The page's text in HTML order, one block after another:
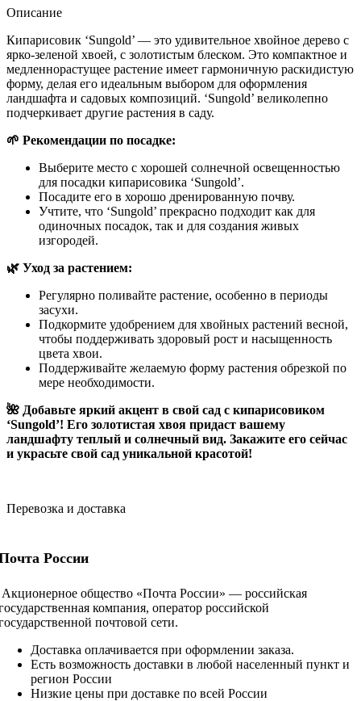
Описание
Кипарисовик ‘Sungold’ — это удивительное хвойное дерево с
ярко-зеленой хвоей, с золотистым блеском. Это компактное и
медленнорастущее растение имеет гармоничную раскидистую
форму, делая его идеальным выбором для оформления
ландшафта и садовых композиций. ‘Sungold’ великолепно
подчеркивает другие растения в саду.
🌱 Рекомендации по посадке:
Выберите место с хорошей солнечной освещенностью
для посадки кипарисовика ‘Sungold’.
Посадите его в хорошо дренированную почву.
Учтите, что ‘Sungold’ прекрасно подходит как для
одиночных посадок, так и для создания живых
изгородей.
🌿 Уход за растением:
Регулярно поливайте растение, особенно в периоды
засухи.
Подкормите удобрением для хвойных растений весной,
чтобы поддерживать здоровый рост и насыщенность
цвета хвои.
Поддерживайте желаемую форму растения обрезкой по
мере необходимости.
🌺 Добавьте яркий акцент в свой сад с кипарисовиком
‘Sungold’! Его золотистая хвоя придаст вашему
ландшафту теплый и солнечный вид. Закажите его сейчас
и украсьте свой сад уникальной красотой!
Перевозка и доставка
России
общество «Почта России» — российская
компания, оператор российской
почтовой сети.
Доставка оплачивается при оформлении заказа.
Есть возможность доставки в любой населенный пункт и
регион России
Низкие цены при доставке по всей России